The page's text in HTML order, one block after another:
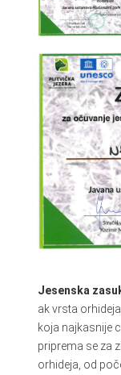
Jesenska
ak vrsta
koja najkasnije
priprema se za
orhideja, od